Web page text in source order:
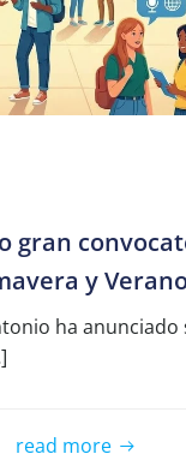
gran
y
ha anunciado
read more